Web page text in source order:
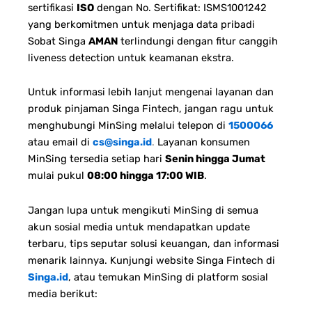
sertifikasi ISO dengan No. Sertifikat: ISMS1001242
yang berkomitmen untuk menjaga data pribadi
Sobat Singa AMAN terlindungi dengan fitur canggih
liveness detection untuk keamanan ekstra.
Untuk informasi lebih lanjut mengenai layanan dan
produk pinjaman Singa Fintech, jangan ragu untuk
menghubungi MinSing melalui telepon di 1500066
atau email di cs@singa.id. Layanan konsumen
MinSing tersedia setiap hari Senin hingga Jumat
mulai pukul 08:00 hingga 17:00 WIB.
Jangan lupa untuk mengikuti MinSing di semua
akun sosial media untuk mendapatkan update
terbaru, tips seputar solusi keuangan, dan informasi
menarik lainnya. Kunjungi website Singa Fintech di
Singa.id, atau temukan MinSing di platform sosial
media berikut: